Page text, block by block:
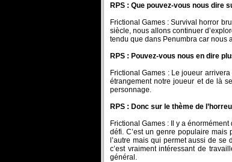
RPS : Que pouvez-vous nous dire
Frictional Games : Survival horror
siècle, nous allons continuer
tendu que dans Penumbra car nous
RPS : Pouvez-vous nous en dire
Frictional Games : Le joueur
étrangement notre joueur et de là
personnage.
RPS : Donc sur le thème de
Frictional Games : Il y a
défi. C’est un genre populaire mais
l’autre mais qui permet aussi de se
c’est vraiment intéressant de
général.